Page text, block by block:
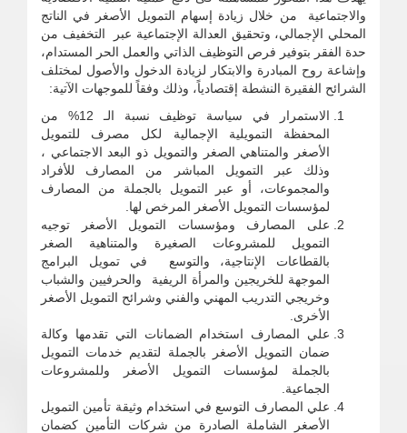
والاجتماعية من خلال زيادة إسهام التمويل الأصغر في الناتج
المحلي الإجمالي، وتحقيق العدالة الإجتماعية عبر التخفيف من
حدة الفقر بتوفير فرص التوظيف الذاتي والعمل الحر المستدام،
وإشاعة روح المبادرة والابتكار لزيادة الدخول والأصول لمختلف
الشرائح الفقيرة النشطة إقتصادياً، وذلك وفقاً للموجهات الآتية:
الاستمرار في سياسة توظيف نسبة الـ 12% من
المحفظة التمويلية الإجمالية لكل مصرف للتمويل
الأصغر والمتناهي الصغر والتمويل ذو البعد الاجتماعي ،
وذلك عبر التمويل المباشر من المصارف للأفراد
والمجموعات، أو عبر التمويل بالجملة من المصارف
لمؤسسات التمويل الأصغر المرخص لها.
على المصارف ومؤسسات التمويل الأصغر توجيه
التمويل للمشروعات الصغيرة والمتناهية الصغر
بالقطاعات الإنتاجية، والتوسع في تمويل البرامج
الموجهة للخريجين والمرأة الريفية والحرفيين والشباب
وخريجي التدريب المهني والفني وشرائح التمويل الأصغر
الأخرى.
علي المصارف استخدام الضمانات التي تقدمها وكالة
ضمان التمويل الأصغر بالجملة لتقديم خدمات التمويل
بالجملة لمؤسسات التمويل الأصغر وللمشروعات
الجماعية.
علي المصارف التوسع في استخدام وثيقة تأمين التمويل
الأصغر الشاملة الصادرة من شركات التأمين كضمان